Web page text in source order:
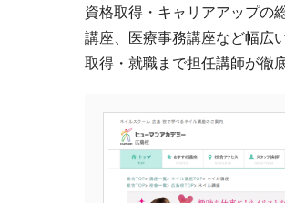
資格取得・キャリアアップの
講座、医療事務講座など幅広
取得・就職まで担任講師が徹